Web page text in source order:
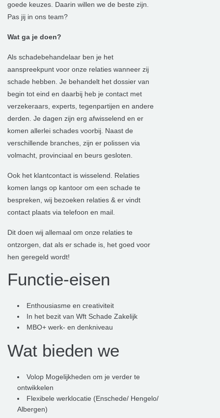
goede keuzes. Daarin willen we de beste zijn.
Pas jij in ons team?
Wat ga je doen?
Als schadebehandelaar ben je het
aanspreekpunt voor onze relaties wanneer zij
schade hebben. Je behandelt het dossier van
begin tot eind en daarbij heb je contact met
verzekeraars, experts, tegenpartijen en andere
derden. Je dagen zijn erg afwisselend en er
komen allerlei schades voorbij. Naast de
verschillende branches, zijn er polissen via
volmacht, provinciaal en beurs gesloten.
Ook het klantcontact is wisselend. Relaties
komen langs op kantoor om een schade te
bespreken, wij bezoeken relaties & er vindt
contact plaats via telefoon en mail.
Dit doen wij allemaal om onze relaties te
ontzorgen, dat als er schade is, het goed voor
hen geregeld wordt!
Functie-eisen
Enthousiasme en creativiteit
In het bezit van Wft Schade Zakelijk
MBO+ werk- en denkniveau
Wat bieden we
Volop Mogelijkheden om je verder te
ontwikkelen
Flexibele werklocatie (Enschede/ Hengelo/
Albergen)